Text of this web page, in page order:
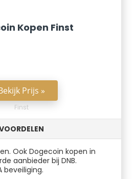
Kopen Finst
Prijs »
Finst
Ook Dogecoin kopen in
aanbieder bij DNB.
beveiliging.